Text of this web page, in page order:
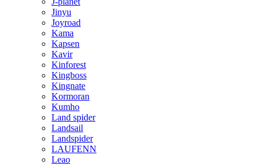
Jinyu
Joyroad
Kama
Kapsen
Kavir
Kinforest
Kingboss
Kingnate
Kormoran
Kumho
Land spider
Landsail
Landspider
LAUFENN
Leao